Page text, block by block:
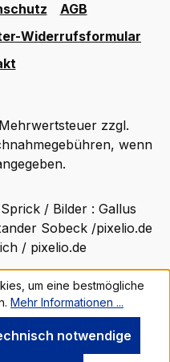
AGB
Widerrufsformular
zzgl.
wenn
/ Bilder : Gallus
Sobeck /pixelio.de
/ pixelio.de
um eine bestmögliche
Mehr Informationen ...
notwendige